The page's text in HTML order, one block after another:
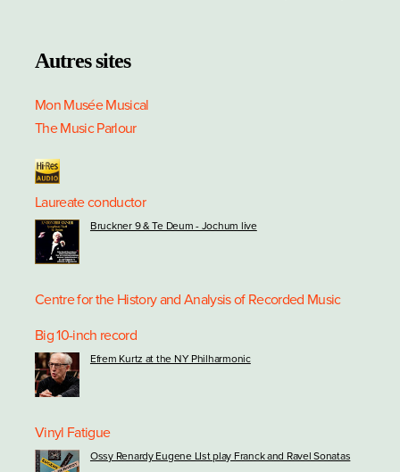
Autres sites
Mon Musée Musical
The Music Parlour
Laureate conductor
Bruckner 9 & Te Deum - Jochum live
Centre for the History and Analysis of Recorded Music
Big 10-inch record
Efrem Kurtz at the NY Philharmonic
Vinyl Fatigue
Ossy Renardy Eugene LIst play Franck and Ravel Sonatas